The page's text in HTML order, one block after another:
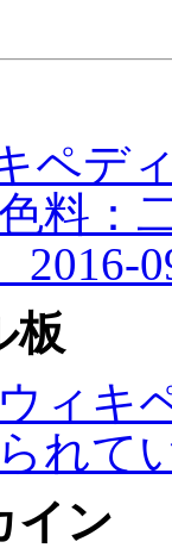
ペデ
料：
板
ィキ
れ
イン